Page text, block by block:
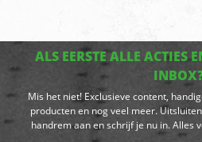
ALS EERSTE ALLE ACTIES
Mis het niet! Exclusieve content,
producten en nog veel meer.
handrem aan en schrijf je nu in. Alles